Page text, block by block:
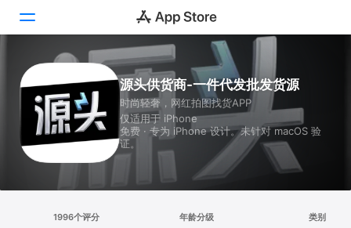
Today
游戏
App
源头供货商-一件代发批发货源
时尚轻奢，网红拍图找货APP
仅适用于 iPhone
免费 · 专为 iPhone 设计。未针对 macOS 验
证。
1996个评分 年龄分级 类别